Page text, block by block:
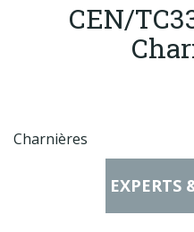
Partenaires
CEN/
Charnières
EXPERTS